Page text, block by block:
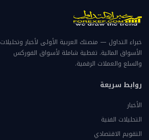
خبراء التداول — منصتك العربية الأولى لأخبار وتحليلات
الأسواق المالية. تغطية شاملة لأسواق الفوركس
والسلع والعملات الرقمية.
روابط سريعة
الأخبار
التحليلات الفنية
التقويم الاقتصادي